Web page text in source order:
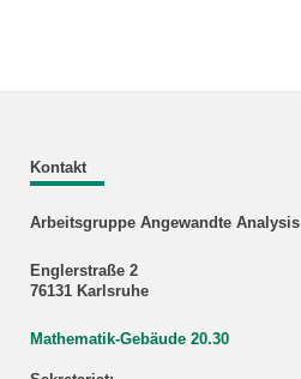
Kontakt
Arbeitsgruppe Angewandte Analysis
Englerstraße 2
76131 Karlsruhe
Mathematik-Gebäude 20.30